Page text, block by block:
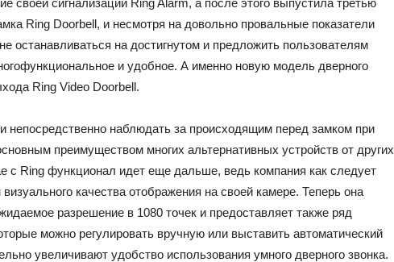
Ring Doorbell, и несмотря на довольно провальные показатели
останавливаться на достигнутом и предложить пользователям
и удобное. А именно новую модель дверного
Ring Video Doorbell.
непосредственно наблюдать за происходящим перед замком при
преимуществом многих альтернативных устройств от других
с Ring функционал идет еще дальше, ведь компания как следует
качества отображения на своей камере. Теперь она
разрешение в 1080 точек и предоставляет также ряд
можно регулировать вручную или выставить автоматический
увеличивают удобство использования умного дверного звонка.